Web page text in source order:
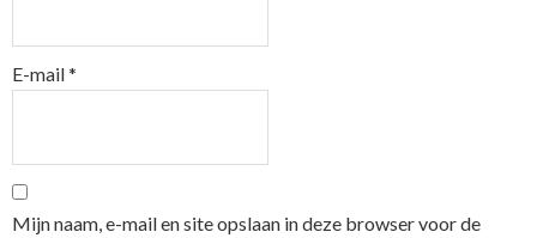
E-mail*
Mijn naam, e-mail en site opslaan in deze browser voor de